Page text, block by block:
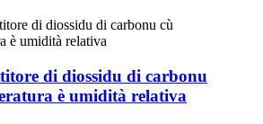
di diossidu di carbonu
è umidità relativa